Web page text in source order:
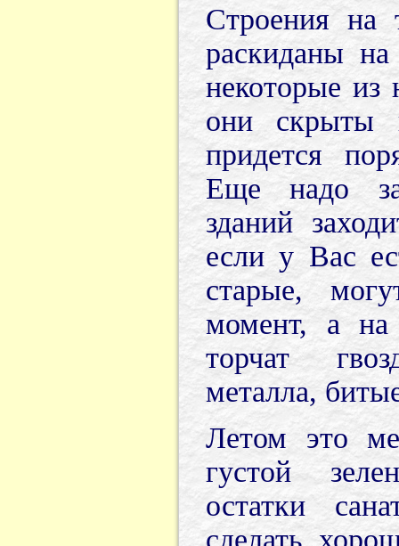
Строения на
раскиданы
некоторые из
они скрыты
придется
Еще надо
зданий
если у Вас
старые,
момент, а
торчат
металла,
Летом это
густой
остатки
сделать